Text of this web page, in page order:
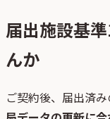
届出施設基準
んか
ご契約後、 届出済み